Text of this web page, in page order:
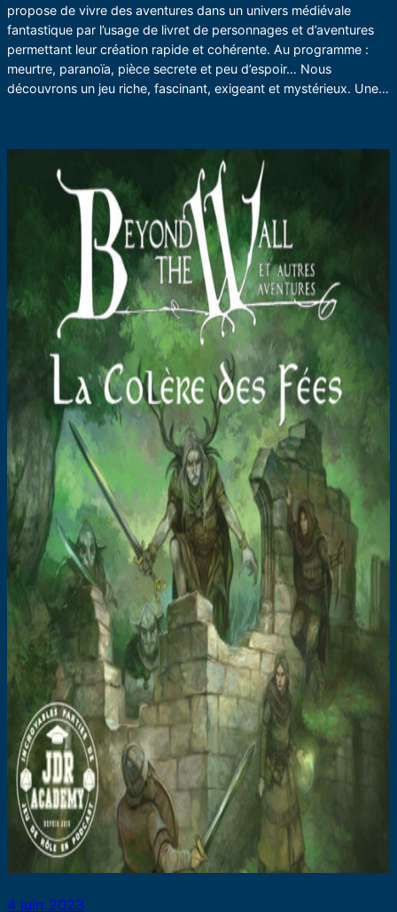
propose de vivre des aventures dans un univers médiévale
fantastique par l’usage de livret de personnages et d’aventures
permettant leur création rapide et cohérente. Au programme :
meurtre, paranoïa, pièce secrete et peu d’espoir… Nous
découvrons un jeu riche, fascinant, exigeant et mystérieux. Une…
4 juin 2023